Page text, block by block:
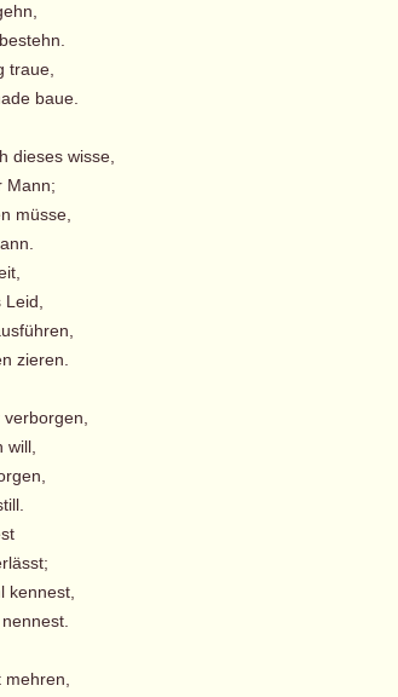
traue,
baue.
dieses wisse,
Mann;
müsse,
zieren.
will,
kennest,